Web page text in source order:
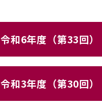
令和6年度（第33回）
令和3年度（第30回）